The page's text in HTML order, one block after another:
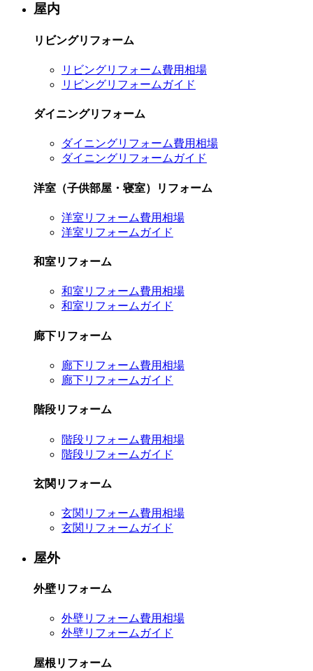
屋内
リビングリフォーム
リビングリフォーム費用相場
リビングリフォームガイド
ダイニングリフォーム
ダイニングリフォーム費用相場
ダイニングリフォームガイド
洋室（子供部屋・寝室）リフォーム
洋室リフォーム費用相場
洋室リフォームガイド
和室リフォーム
和室リフォーム費用相場
和室リフォームガイド
廊下リフォーム
廊下リフォーム費用相場
廊下リフォームガイド
階段リフォーム
階段リフォーム費用相場
階段リフォームガイド
玄関リフォーム
玄関リフォーム費用相場
玄関リフォームガイド
屋外
外壁リフォーム
外壁リフォーム費用相場
外壁リフォームガイド
屋根リフォーム